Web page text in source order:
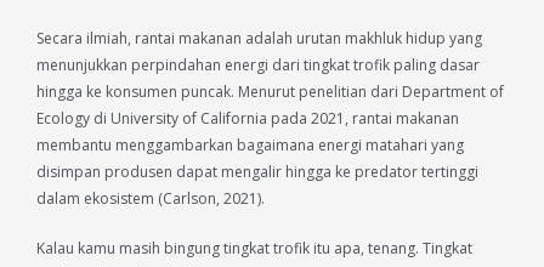
Secara ilmiah, rantai makanan adalah urutan makhluk hidup yang
menunjukkan perpindahan energi dari tingkat trofik paling dasar
hingga ke konsumen puncak. Menurut penelitian dari Department of
Ecology di University of California pada 2021, rantai makanan
membantu menggambarkan bagaimana energi matahari yang
disimpan produsen dapat mengalir hingga ke predator tertinggi
dalam ekosistem (Carlson, 2021).
Kalau kamu masih bingung tingkat trofik itu apa, tenang. Tingkat